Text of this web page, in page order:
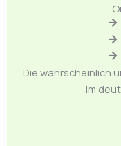
Die wahrscheinlich
im